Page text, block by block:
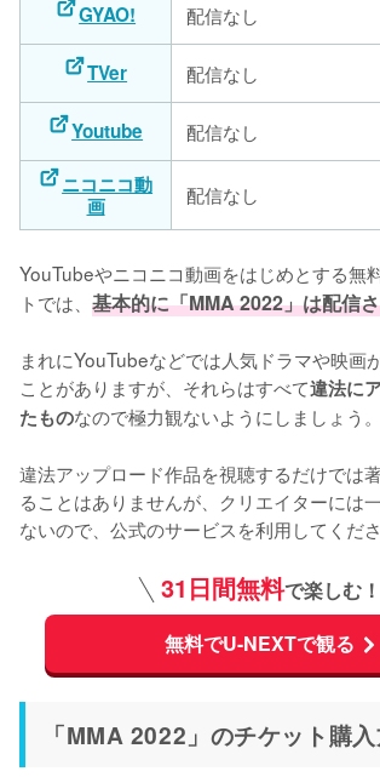
GYAO! 配信なし
TVer 配信なし
Youtube
配信なし
ニコニコ動
画
配信なし
YouTubeやニコニコ動画をはじめとする無
トでは、 基本的に「MMA 2022」は配信
まれにYouTubeなどでは人気ドラマや映画
ことがありますが、それらはすべて違法に
たものなので極力観ないようにしましょう。
違法アップロード作品を視聴するだけでは
ることはありませんが、クリエイターには
ないので、公式のサービスを利用してくださ
31日間無料で楽しむ！
無料でU-NEXTで観る
「MMA 2022」のチケット購